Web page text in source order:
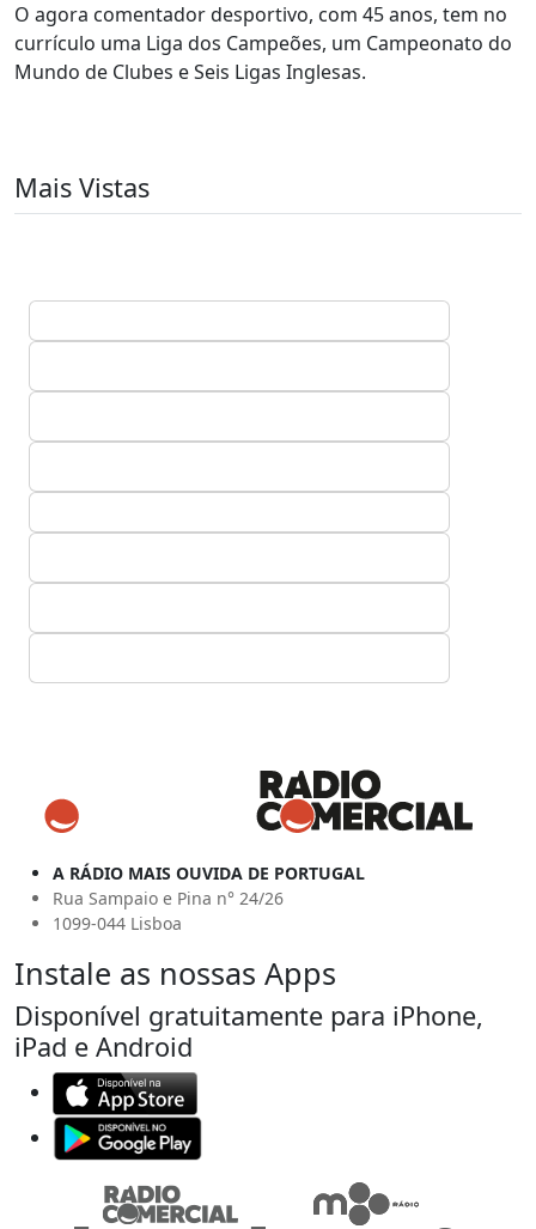
O agora comentador desportivo, com 45 anos, tem no
currículo uma Liga dos Campeões, um Campeonato do
Mundo de Clubes e Seis Ligas Inglesas.
Mais Vistas
A RÁDIO MAIS OUVIDA DE PORTUGAL
Rua Sampaio e Pina n° 24/26
1099-044 Lisboa
Instale as nossas Apps
Disponível gratuitamente para iPhone,
iPad e Android